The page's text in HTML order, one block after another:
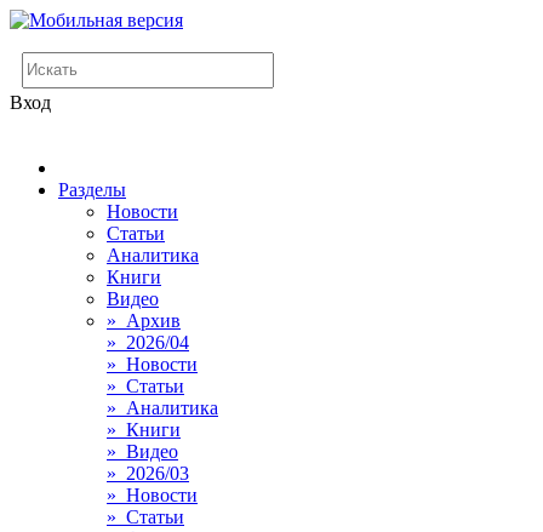
Вход
Разделы
Новости
Статьи
Аналитика
Книги
Видео
» Архив
» 2026/04
» Новости
» Статьи
» Аналитика
» Книги
» Видео
» 2026/03
» Новости
» Статьи